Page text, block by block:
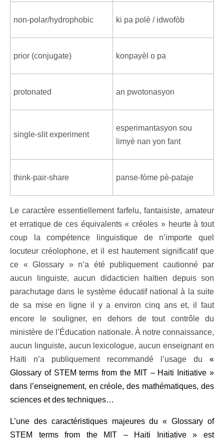
non-polar/hydrophobic ki pa polè / idwofòb
prior (conjugate) konpayèl o pa
protonated an pwotonasyon
single-slit experiment
esperimantasyon sou
limyè nan yon fant
think-pair-share panse-fòme pè-pataje
Le caractère essentiellement farfelu, fantaisiste, amateur
et erratique de ces équivalents « créoles » heurte à tout
coup la compétence linguistique de n’importe quel
locuteur créolophone, et il est hautement significatif que
ce « Glossary » n’a été publiquement cautionné par
aucun linguiste, aucun didacticien haïtien depuis son
parachutage dans le système éducatif national à la suite
de sa mise en ligne il y a environ cinq ans et, il faut
encore le souligner, en dehors de tout contrôle du
ministère de l’Éducation nationale. À notre connaissance,
aucun linguiste, aucun lexicologue, aucun enseignant en
Haïti n’a publiquement recommandé l’usage du «
Glossary of STEM terms from the MIT – Haiti Initiative »
dans l’enseignement, en créole, des mathématiques, des
sciences et des techniques…
L’une des caractéristiques majeures du «Glossary of
STEM terms from the MIT – Haiti Initiative »
est